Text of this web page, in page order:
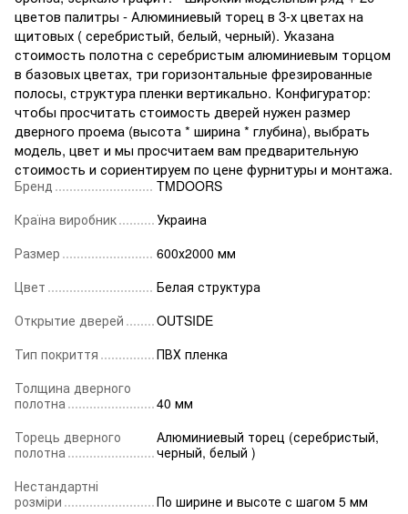
цветов палитры - Алюминиевый торец в 3-х цветах на
щитовых ( серебристый, белый, черный). Указана
стоимость полотна с серебристым алюминиевым торцом
в базовых цветах, три горизонтальные фрезированные
полосы, структура пленки вертикально. Конфигуратор:
чтобы просчитать стоимость дверей нужен размер
дверного проема (высота * ширина * глубина), выбрать
модель, цвет и мы просчитаем вам предварительную
стоимость и сориентируем по цене фурнитуры и монтажа.
Бренд
TMDOORS
Країна виробник
Украина
Размер
600х2000 мм
Цвет
Белая структура
Открытие дверей
OUTSIDE
Тип покриття
ПВХ пленка
Толщина дверного
полотна
40 мм
Торець дверного
полотна
Алюминиевый торец (серебристый,
черный, белый )
Нестандартні
розміри
По ширине и высоте с шагом 5 мм